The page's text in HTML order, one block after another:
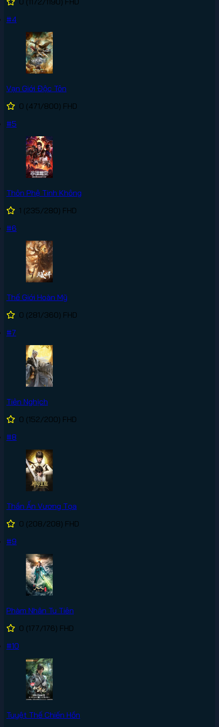
#4
Vạn Giới Độc Tôn
0 (471/800) FHD
#5
Thôn Phệ Tinh Không
1 (235/280) FHD
#6
Thế Giới Hoàn Mỹ
0 (281/360) FHD
#7
Tiên Nghịch
0 (152/200) FHD
#8
Thần Ấn Vương Tọa
0 (208/208) FHD
#9
Phàm Nhân Tu Tiên
0 (177/176) FHD
#10
Tuyệt Thế Chiến Hồn